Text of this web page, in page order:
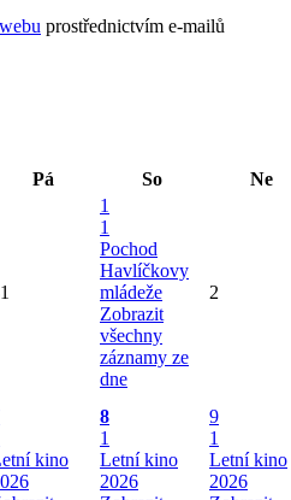
prostřednictvím e-mailů
Pá So Ne
1
1
Pochod
Havlíčkovy
mládeže
Zobrazit
všechny
záznamy ze
dne
2
kino
8
1
Letní kino
2026
9
1
Letní kino
2026